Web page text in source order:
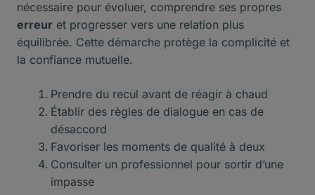
nécessaire pour évoluer, comprendre ses propres
erreur et progresser vers une relation plus
équilibrée. Cette démarche protège la complicité et
la confiance mutuelle.
Prendre du recul avant de réagir à chaud
Établir des règles de dialogue en cas de
désaccord
Favoriser les moments de qualité à deux
Consulter un professionnel pour sortir d’une
impasse